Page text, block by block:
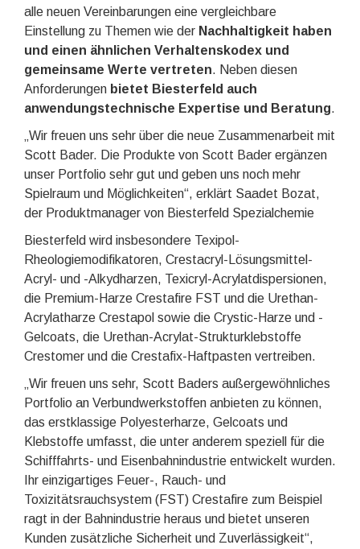
alle neuen Vereinbarungen eine vergleichbare
Einstellung zu Themen wie der Nachhaltigkeit haben
und einen ähnlichen Verhaltenskodex und
gemeinsame Werte vertreten. Neben diesen
Anforderungen bietet Biesterfeld auch
anwendungstechnische Expertise und Beratung.
„Wir freuen uns sehr über die neue Zusammenarbeit mit
Scott Bader. Die Produkte von Scott Bader ergänzen
unser Portfolio sehr gut und geben uns noch mehr
Spielraum und Möglichkeiten“, erklärt Saadet Bozat,
der Produktmanager von Biesterfeld Spezialchemie
Biesterfeld wird insbesondere Texipol-
Rheologiemodifikatoren, Crestacryl-Lösungsmittel-
Acryl- und -Alkydharzen, Texicryl-Acrylatdispersionen,
die Premium-Harze Crestafire FST und die Urethan-
Acrylatharze Crestapol sowie die Crystic-Harze und -
Gelcoats, die Urethan-Acrylat-Strukturklebstoffe
Crestomer und die Crestafix-Haftpasten vertreiben.
„Wir freuen uns sehr, Scott Baders außergewöhnliches
Portfolio an Verbundwerkstoffen anbieten zu können,
das erstklassige Polyesterharze, Gelcoats und
Klebstoffe umfasst, die unter anderem speziell für die
Schifffahrts- und Eisenbahnindustrie entwickelt wurden.
Ihr einzigartiges Feuer-, Rauch- und
Toxizitätsrauchsystem (FST) Crestafire zum Beispiel
ragt in der Bahnindustrie heraus und bietet unseren
Kunden zusätzliche Sicherheit und Zuverlässigkeit“,